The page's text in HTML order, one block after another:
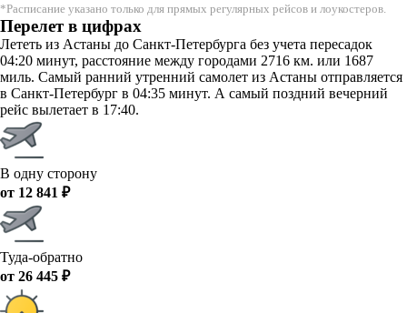
*Расписание указано только для прямых регулярных рейсов и лоукостеров.
Перелет в цифрах
Лететь из Астаны до Санкт-Петербурга без учета пересадок
04:20 минут, расстояние между городами 2716 км. или 1687
миль. Самый ранний утренний самолет из Астаны отправляется
в Санкт-Петербург в 04:35 минут. А самый поздний вечерний
рейс вылетает в 17:40.
В одну сторону
от 12 841 ₽
Туда-обратно
от 26 445 ₽